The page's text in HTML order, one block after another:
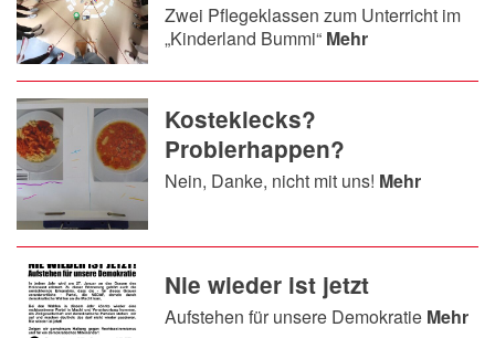
Zwei Pflegeklassen zum Unterricht im
„Kinderland Bummi“ Mehr
Kosteklecks?
Probierhappen?
Nein, Danke, nicht mit uns! Mehr
Nie wieder ist jetzt
Aufstehen für unsere Demokratie Mehr